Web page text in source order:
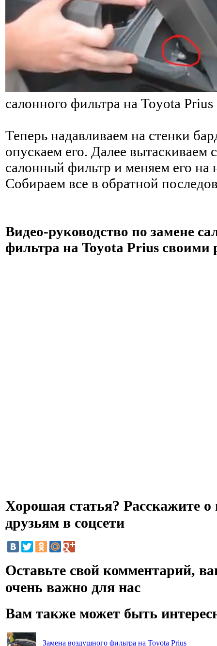
салонного фильтра на Toyota Prius
Теперь надавливаем на стенки
опускаем его. Далее вытаскиваем
салонный фильтр и меняем его на
Собираем все в обратной
Видео-руководство по замене
фильтра на Toyota Prius своими
Хорошая статья? Расскажите о
друзьям в соцсети
Оставьте свой комментарий,
очень важно для нас
Вам также может быть
Замена воздушного фильтра на Toyota Prius